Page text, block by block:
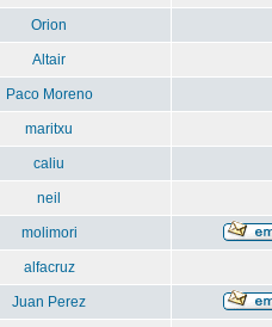
Orion
Altair
Paco Moreno
maritxu
caliu
neil
molimori
alfacruz
Juan Perez